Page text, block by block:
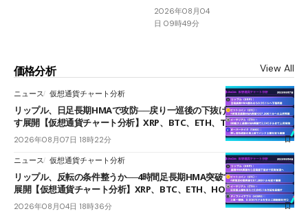
2026年08月04
日 09時49分
価格分析 View All
ニュース 仮想通貨チャート分析
リップル、日足長期HMAで攻防──戻り一巡後の下抜けで0.95ドルを試
す展開【仮想通貨チャート分析】XRP、BTC、ETH、TAKE
2026年08月07日 18時22分
ニュース 仮想通貨チャート分析
リップル、反転の条件整うか──4時間足長期HMA突破で雲下端を目指す
展開【仮想通貨チャート分析】XRP、BTC、ETH、HOME
2026年08月04日 18時36分